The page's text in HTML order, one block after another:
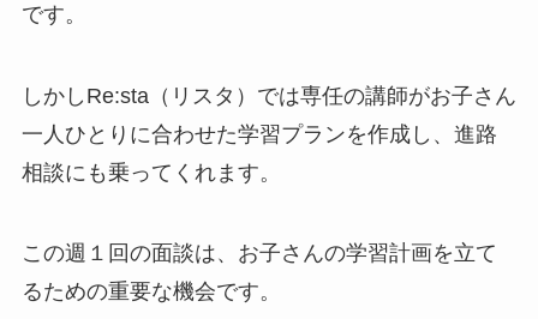
です。
しかしRe:sta（リスタ）では専任の講師がお子さん
一人ひとりに合わせた学習プランを作成し、進路
相談にも乗ってくれます。
この週１回の面談は、お子さんの学習計画を立て
るための重要な機会です。